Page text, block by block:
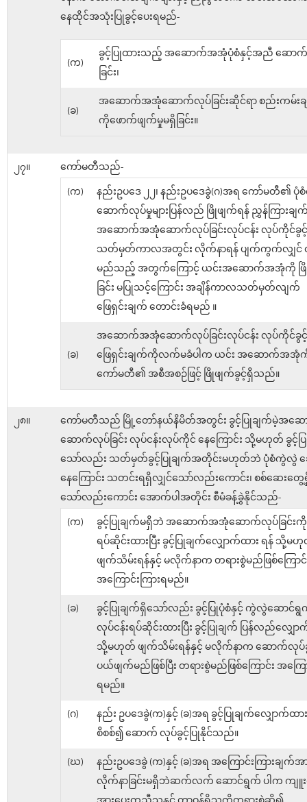
နေထိုင်အသုံးပြုခွင့်ပေးရမည်-
(က)
ခွင့်ပြုထားသည့် အဆောက်အအုံပုံစံနှင့်အညီ ဆော
ခြင်း၊
(ခ)
အဆောက်အအုံဆောက်လုပ်ခြင်းဆိုင်ရာ စည်းကမ်းချ
ကိုဖောက်ဖျက်မှုမရှိခြင်း။
၂၇။ ကော်မတီသည်-
(က)
နည်းဥပဒေ ၂၂၊ နည်းဥပဒေခွဲ(ဂ)အရ ကော်မတီ၏
ဆောက်လုပ်မှုများပြန်လည် ဖြိုဖျက်ရန် ညွှန်ကြားခ
အဆောက်အအုံဆောက်လုပ်ခြင်းလုပ်ငန်း လုပ်ကိုင်
သတ်မှတ်ကာလအတွင်း လိုက်နာရန် ပျက်ကွက်လျှင်
မည်သည့် အတွက်ကြောင့် ယင်းအဆောက်အအုံကို ဖြို
ခြင်း မပြုသင့်ကြောင်း အချိန်ကာလသတ်မှတ်လျက်
ဖြေရှင်းချက် တောင်းခံရမည် ။
(ခ)
အဆောက်အအုံဆောက်လုပ်ခြင်းလုပ်ငန်း လုပ်ကိုင်
ဖြေရှင်းချက်ကိုလက်မခံပါက ယင်း အဆောက်အအုံ
ကော်မတီ၏ အစီအစဉ်ဖြင့် ဖြိုဖျက်ခွင့်ရှိသည်။
၂၈။
ကော်မတီသည် မြို့တော်နယ်နိမိတ်အတွင်း ခွင့်ပြုချက်မဲ့အဆ
ဆောက်လုပ်ခြင်း လုပ်ငန်းလုပ်ကိုင် နေကြောင်း သို့မဟုတ် ခွင့်ပ
သော်လည်း သတ်မှတ်ခွင့်ပြုချက်အတိုင်းမဟုတ်ဘဲ ပုံစံကွဲလွဲ
နေကြောင်း သတင်းရရှိလျှင်သော်လည်းကောင်း၊ စစ်ဆေးတွေ့
သော်လည်းကောင်း အောက်ပါအတိုင်း စီမံခန့်ခွဲနိုင်သည်-
(က)
ခွင့်ပြုချက်မရှိဘဲ အဆောက်အအုံဆောက်လုပ်ခြင်းကို
ရပ်ဆိုင်းထားပြီး ခွင့်ပြုချက်လျှောက်ထား ရန် သို့မ
ဖျက်သိမ်းရန်နှင့် မလိုက်နာက တရားစွဲမည်ဖြစ်ကြောင်
အကြောင်းကြားရမည်။
(ခ)
ခွင့်ပြုချက်ရှိသော်လည်း ခွင့်ပြုပုံစံနှင့် ကွဲလွဲဆောင်ရွ
လုပ်ငန်းရပ်ဆိုင်းထားပြီး ခွင့်ပြုချက် ပြန်လည်လျှော
သို့မဟုတ် ဖျက်သိမ်းရန်နှင့် မလိုက်နာက ဆောက်လုပ်
ပယ်ဖျက်မည်ဖြစ်ပြီး တရားစွဲမည်ဖြစ်ကြောင်း အကြော
ရမည်။
(ဂ)
နည်း ဥပဒေခွဲ(က)နှင့် (ခ)အရ ခွင့်ပြုချက်လျှောက်ထာ
စိစစ်၍ ဆောက် လုပ်ခွင့်ပြုနိုင်သည်။
(ဃ)
နည်းဥပဒေခွဲ (က)နှင့် (ခ)အရ အကြောင်းကြားချက်အ
လိုက်နာခြင်းမရှိဘဲဆက်လက် ဆောင်ရွက် ပါက ကျူ